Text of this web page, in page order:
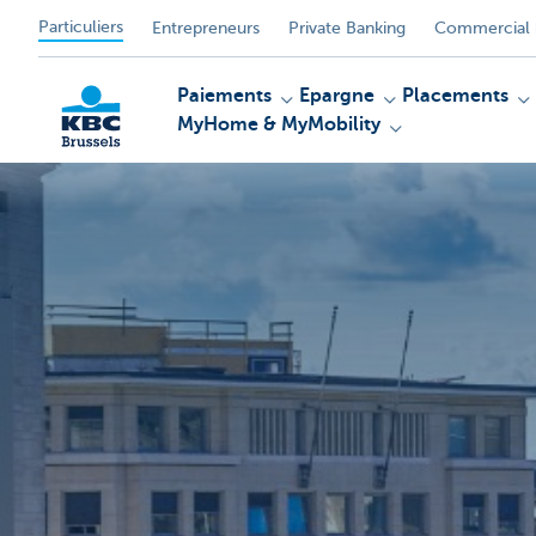
Particuliers Entrepreneurs Private Banking Commercial
Paiements Epargne Placements
MyHome & MyMobility